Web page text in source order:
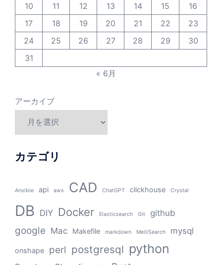
10
11 12 13 14 15
16
17
18 19 20 21 22
23
24
25 26 27 28 29
30
31
« 6月
アーカイブ
カテゴリ
Ansible api aws CAD ChatGPT clickhouse Crystal
DB DIY Docker Elasticsearch Git github
google Mac Makefile markdown MeiliSearch mysql
onshape perl postgresql python